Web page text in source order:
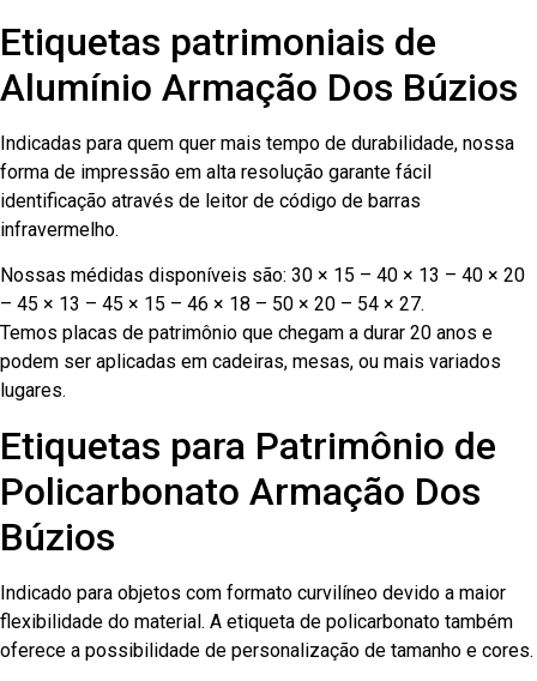
Etiquetas patrimoniais de
Alumínio Armação Dos Búzios
Indicadas para quem quer mais tempo de durabilidade, nossa
forma de impressão em alta resolução garante fácil
identificação através de leitor de código de barras
infravermelho.
Nossas médidas disponíveis são: 30 × 15 – 40 × 13 – 40 × 20
– 45 × 13 – 45 × 15 – 46 × 18 – 50 × 20 – 54 × 27.
Temos placas de patrimônio que chegam a durar 20 anos e
podem ser aplicadas em cadeiras, mesas, ou mais variados
lugares.
Etiquetas para Patrimônio de
Policarbonato Armação Dos
Búzios
Indicado para objetos com formato curvilíneo devido a maior
flexibilidade do material. A etiqueta de policarbonato também
oferece a possibilidade de personalização de tamanho e cores.